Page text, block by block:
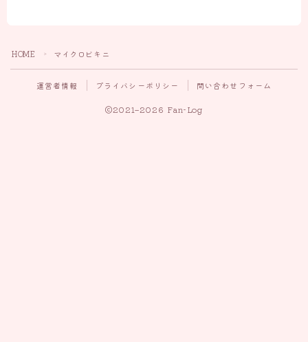
HOME ＞ マイクロビキニ
運営者情報 プライバシーポリシー 問い合わせフォーム
2021–2026 Fan-Log